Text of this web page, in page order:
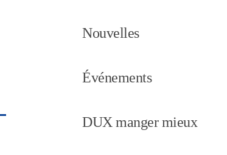
Nouvelles
Événements
DUX manger mieux